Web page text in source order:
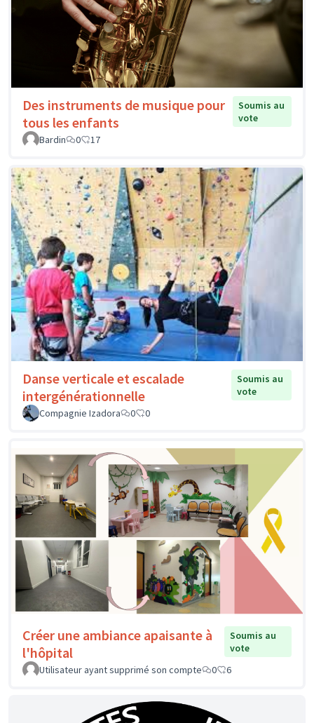
Des instruments de musique pour
tous les enfants
Soumis au
vote
Bardin
0 17
Danse verticale et escalade
intergénérationnelle
Soumis au
vote
Compagnie Izadora
0 0
Créer une ambiance apaisante à
l'hôpital
Soumis au
vote
Utilisateur ayant supprimé son compte
0 6